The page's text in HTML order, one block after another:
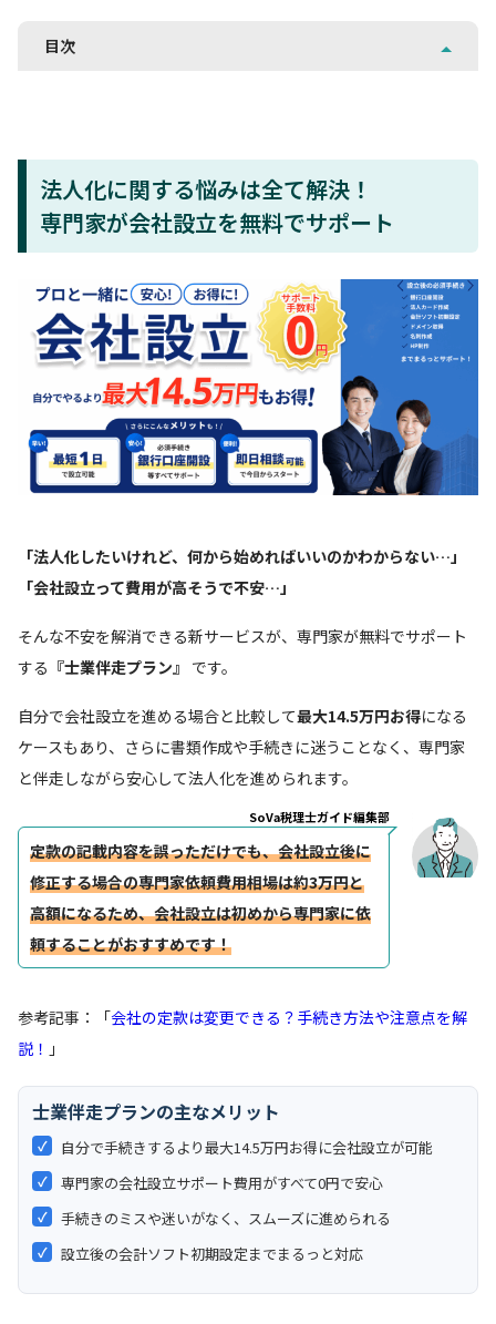
目次
法人化に関する悩みは全て解決！
専門家が会社設立を無料でサポート
「法人化したいけれど、何から始めればいいのかわからない…」
「会社設立って費用が高そうで不安…」
そんな不安を解消できる新サービスが、専門家が無料でサポート
する 『士業伴走プラン』 です。
自分で会社設立を進める場合と比較して最大14.5万円お得になる
ケースもあり、さらに書類作成や手続きに迷うことなく、専門家
と伴走しながら安心して法人化を進められます。
SoVa税理士ガイド編集部
定款の記載内容を誤っただけでも、会社設立後に
修正する場合の専門家依頼費用相場は約3万円と
高額になるため、会社設立は初めから専門家に依
頼することがおすすめです！
参考記事：「会社の定款は変更できる？手続き方法や注意点を解
説！ 」
士業伴走プランの主なメリット
✓ 自分で手続きするより最大14.5万円お得に会社設立が可能
✓ 専門家の会社設立サポート費用がすべて0円で安心
✓ 手続きのミスや迷いがなく、スムーズに進められる
✓ 設立後の会計ソフト初期設定までまるっと対応